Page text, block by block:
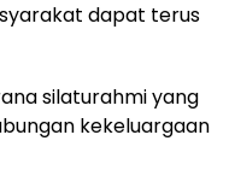
dapat terus
silaturahmi yang
kekeluargaan